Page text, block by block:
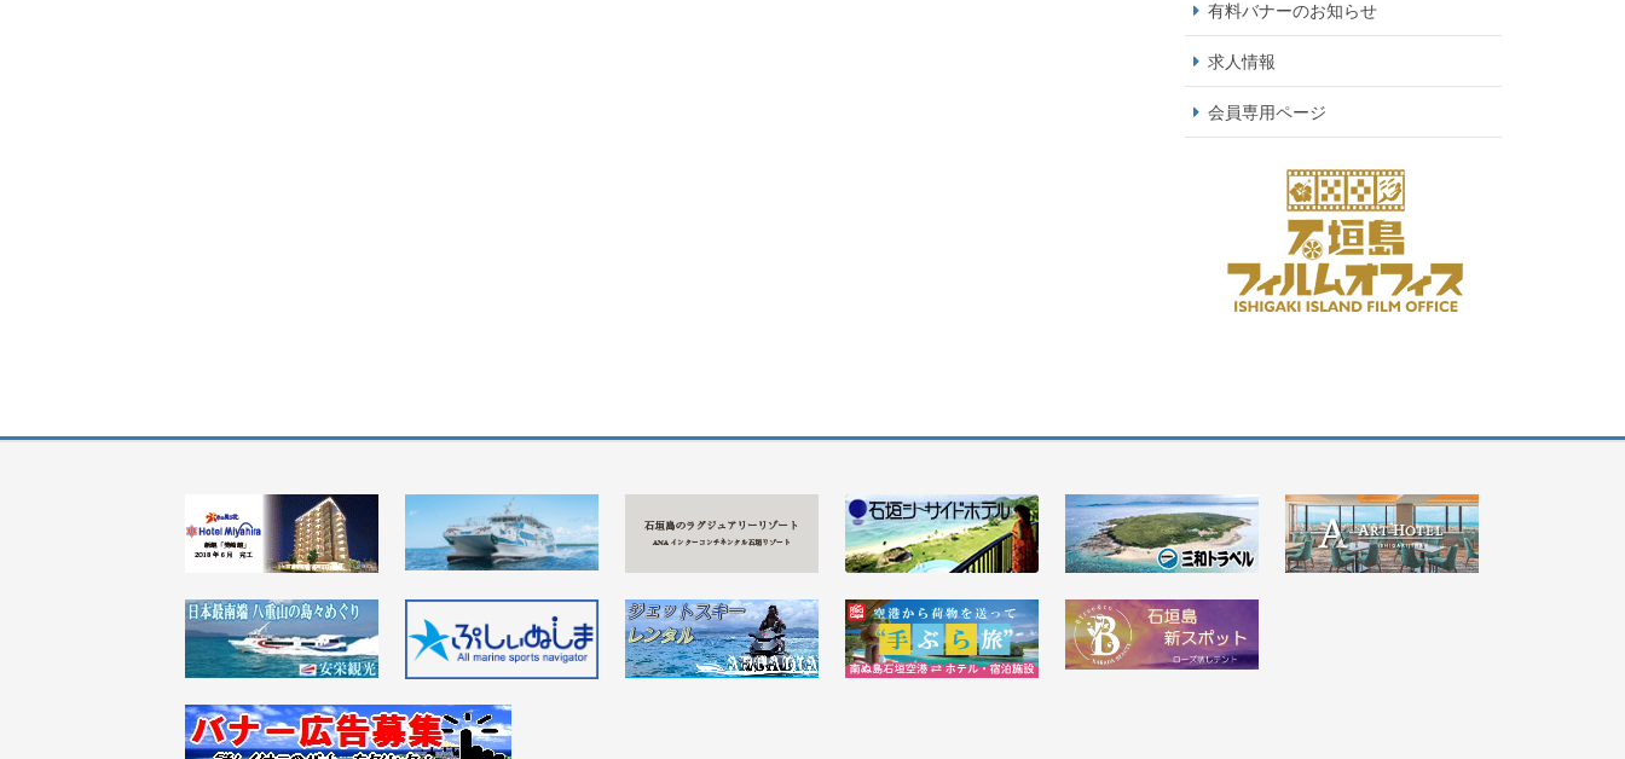
有料バナーのお知らせ
求人情報
会員専用ページ